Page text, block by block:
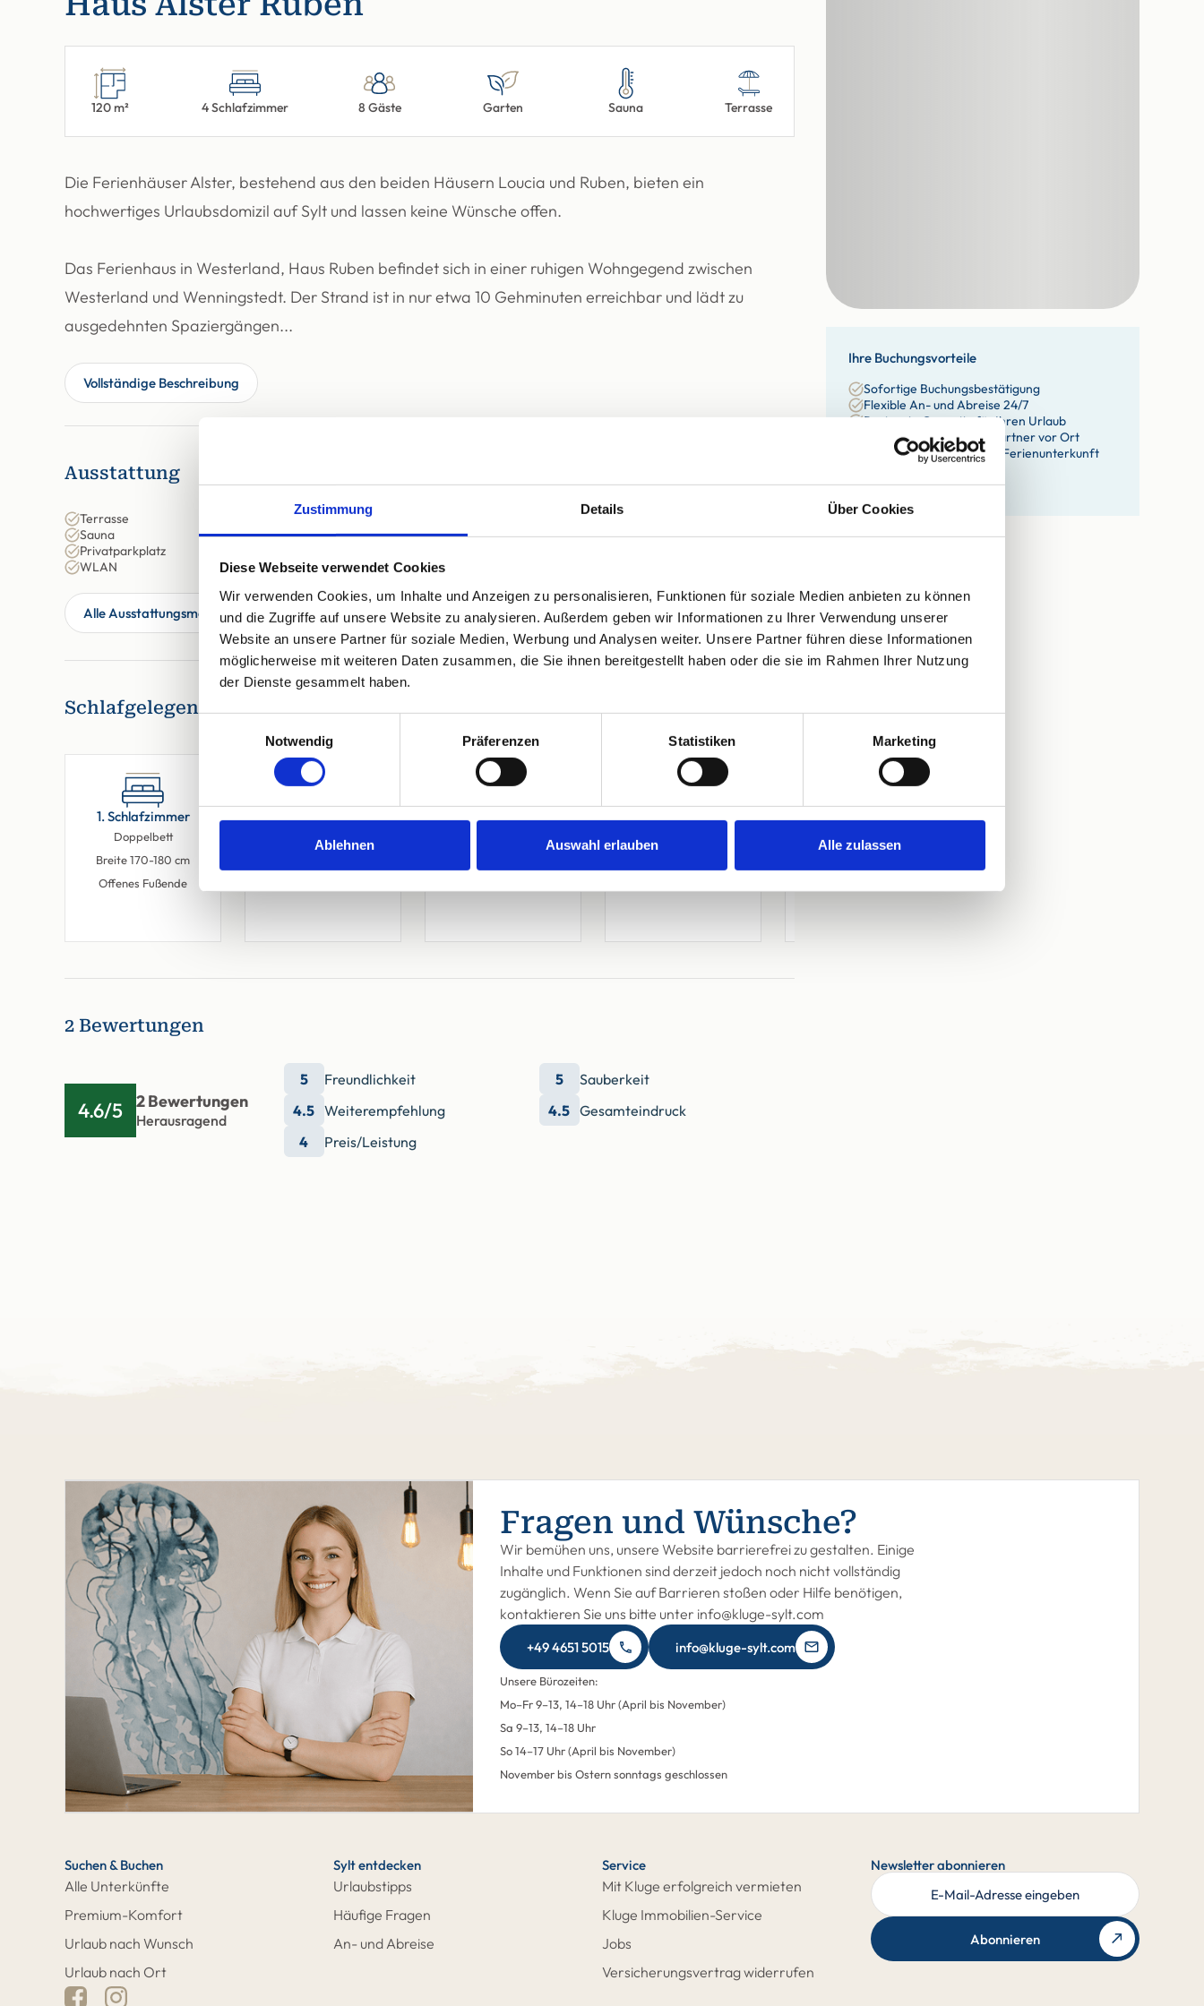
Zustimmung Details Über Cookies
Diese Webseite verwendet Cookies
Wir verwenden Cookies, um Inhalte und Anzeigen zu personalisieren, Funktionen für soziale Medien anbieten zu können
und die Zugriffe auf unsere Website zu analysieren. Außerdem geben wir Informationen zu Ihrer Verwendung unserer
Website an unsere Partner für soziale Medien, Werbung und Analysen weiter. Unsere Partner führen diese Informationen
möglicherweise mit weiteren Daten zusammen, die Sie ihnen bereitgestellt haben oder die sie im Rahmen Ihrer Nutzung
der Dienste gesammelt haben.
Notwendig
Präferenzen Statistiken Marketing
Ablehnen Auswahl erlauben Alle zulassen
120 m² 4 Schlafzimmer 8 Gäste Garten Sauna Terrasse
Die Ferienhäuser Alster, bestehend aus den beiden Häusern Loucia und Ruben, bieten ein
hochwertiges Urlaubsdomizil auf Sylt und lassen keine Wünsche offen.
Das Ferienhaus in Westerland, Haus Ruben befindet sich in einer ruhigen Wohngegend zwischen
Westerland und Wenningstedt. Der Strand ist in nur etwa 10 Gehminuten erreichbar und lädt zu
ausgedehnten Spaziergängen...
Vollständige Beschreibung
Ausstattung
Terrasse
Sauna
Waschmaschine
Privatparkplatz
WLAN
Hunde nicht erlaubt
Alle Ausstattungsmerkmale anzeigen
Schlafgelegenheiten
1. Schlafzimmer
Doppelbett
Breite 170-180 cm
Offenes Fußende
2. Schlafzimmer
Doppelbett
3. Schlafzimmer
Kleines Doppelbett
4. Schlafzimmer 4. Schlafzimmer
Einzelbett
2 Bewertungen
4.6/5 2 Bewertungen
Herausragend
5 Freundlichkeit 5
Sauberkeit
4.5 Weiterempfehlung 4.5 Gesamteindruck
4
Preis/Leistung
Ihre Buchungsvorteile
Sofortige Buchungsbestätigung
Flexible An- und Abreise 24/7
Bestpreis-Garantie für Ihren Urlaub
Persönlicher Ansprechpartner vor Ort
Willkommensgruß in der Ferienunterkunft
eigene Haustechniker
eigene Hausdamen
Fragen und Wünsche?
Wir bemühen uns, unsere Website barrierefrei zu gestalten. Einige
Inhalte und Funktionen sind derzeit jedoch noch nicht vollständig
zugänglich. Wenn Sie auf Barrieren stoßen oder Hilfe benötigen,
kontaktieren Sie uns bitte unter info@kluge-sylt.com
+49 4651 5015 info@kluge-sylt.com
Unsere Bürozeiten:
Mo–Fr 9–13, 14–18 Uhr (April bis November)
Sa 9–13, 14–18 Uhr
So 14–17 Uhr (April bis November)
November bis Ostern sonntags geschlossen
Suchen & Buchen
Alle Unterkünfte
Premium-Komfort
Urlaub nach Wunsch
Urlaub nach Ort
Sylt entdecken
Urlaubstipps
Häufige Fragen
An- und Abreise
Service
Mit Kluge erfolgreich vermieten
Kluge Immobilien-Service
Jobs
Versicherungsvertrag widerrufen
Newsletter abonnieren
Abonnieren